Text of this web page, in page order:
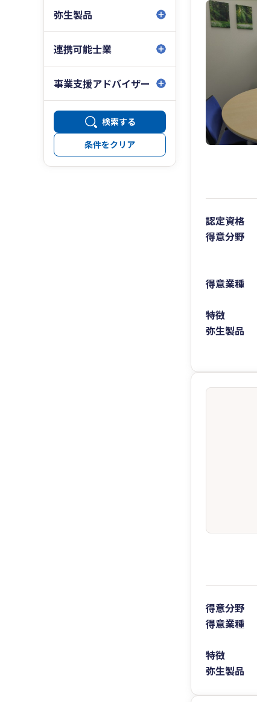
弥生製品
連携可能士業
事業支援アドバイザー
検索する
条件をクリア
認定資格
得意分野
得意業種
特徴
弥生製品
得意分野
得意業種
特徴
弥生製品